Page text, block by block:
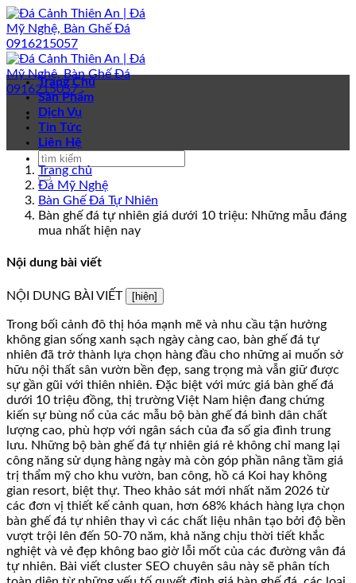
Bỏ
qua
nội
dung
Trang Chủ
Sản Phẩm
Dịch Vụ
Tin Tức
Liên Hệ
Trang chủ
Đá Mỹ Nghệ
Bàn Ghế Đá Tự Nhiên
Bàn ghế đá tự nhiên giá dưới 10 triệu: Những mẫu đáng
mua nhất hiện nay
Nội dung bài viết
NỘI DUNG BÀI VIẾT [hiện]
Trong bối cảnh đô thị hóa mạnh mẽ và nhu cầu tận hưởng
không gian sống xanh sạch ngày càng cao, bàn ghế đá tự
nhiên đã trở thành lựa chọn hàng đầu cho những ai muốn sở
hữu nội thất sân vườn bền đẹp, sang trọng mà vẫn giữ được
sự gần gũi với thiên nhiên. Đặc biệt với mức giá bàn ghế đá
dưới 10 triệu đồng, thị trường Việt Nam hiện đang chứng
kiến sự bùng nổ của các mẫu bộ bàn ghế đá bình dân chất
lượng cao, phù hợp với ngân sách của đa số gia đình trung
lưu. Những bộ bàn ghế đá tự nhiên giá rẻ không chỉ mang lại
công năng sử dụng hàng ngày mà còn góp phần nâng tầm giá
trị thẩm mỹ cho khu vườn, ban công, hồ cá Koi hay không
gian resort, biệt thự. Theo khảo sát mới nhất năm 2026 từ
các đơn vị thiết kế cảnh quan, hơn 68% khách hàng lựa chọn
bàn ghế đá tự nhiên thay vì các chất liệu nhân tạo bởi độ bền
vượt trội lên đến 50-70 năm, khả năng chịu thời tiết khắc
nghiệt và vẻ đẹp không bao giờ lỗi mốt của các đường vân đá
tự nhiên. Bài viết cluster SEO chuyên sâu này sẽ phân tích